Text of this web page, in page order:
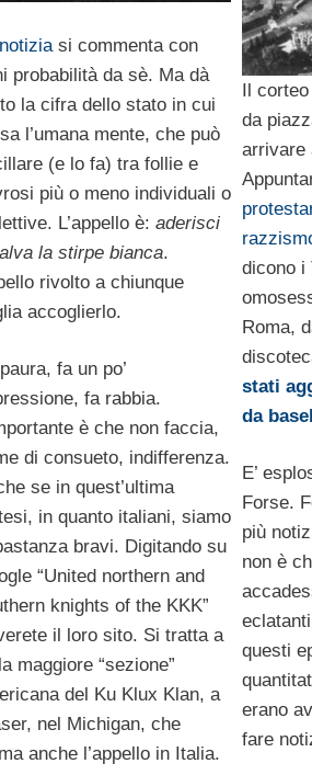
notiziasi commenta con
probabilità da sè. Ma dà
la cifra dello stato in cui
l’umana mente, che può
(e lo fa) tra follie e
più o meno individuali o
L’appello è: aderisci
la stirpe bianca.
rivolto a chiunque
accoglierlo.
fa un po’
fa rabbia.
è che non faccia,
di consueto, indifferenza.
se in quest’ultima
in quanto italiani, siamo
bravi. Digitando su
“United northern and
knights of the KKK”
il loro sito. Si tratta a
maggiore “sezione”
del Ku Klux Klan, a
nel Michigan, che
anche l’appello in Italia.
Il
da
arrivare
dicono i
Roma,
stati
da
E’
Forse.
più
non è
questi
erano
fare